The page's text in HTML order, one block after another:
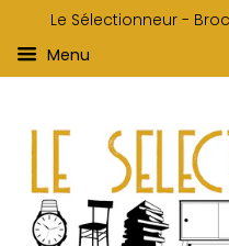
Le Sélectionneur -
Menu